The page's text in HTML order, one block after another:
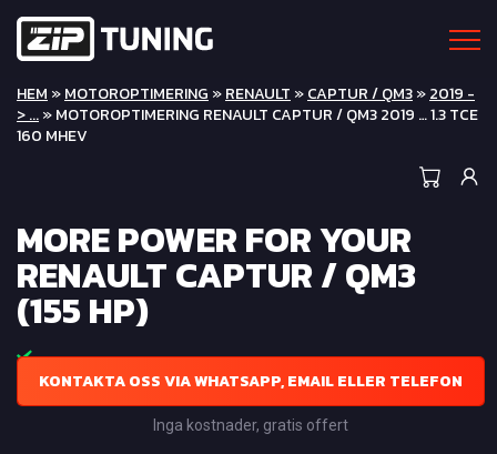
HEM »MOTOROPTIMERING »RENAULT »CAPTUR / QM3»2019 -
> ...» MOTOROPTIMERING RENAULT CAPTUR / QM3 2019 … 1.3 TCE
160 MHEV
MORE POWER FOR YOUR
RENAULT CAPTUR / QM3
(155 HP)
KONTAKTA OSS VIA WHATSAPP, EMAIL ELLER TELEFON
Inga kostnader, gratis offert